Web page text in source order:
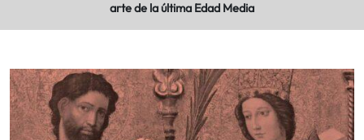
arte de la última Edad Media